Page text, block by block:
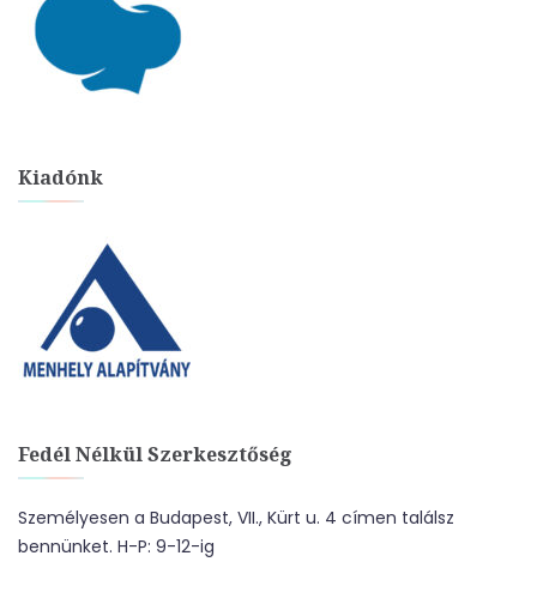
Kiadónk
Fedél Nélkül Szerkesztőség
Személyesen a Budapest, VII., Kürt u. 4 címen találsz
bennünket. H-P: 9-12-ig